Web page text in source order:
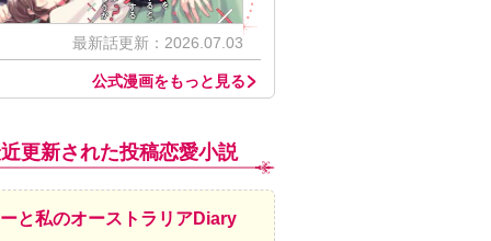
最新話更新：2026.07.03
公式漫画をもっと見る
更新された投稿恋愛小説
と私のオーストラリアDiary